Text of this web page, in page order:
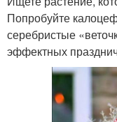
Попробуйте
серебристые
эффектных